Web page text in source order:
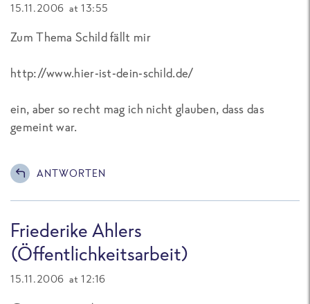
15.11.2006 at 13:55
Zum Thema Schild fällt mir
http://www.hier-ist-dein-schild.de/
ein, aber so recht mag ich nicht glauben, dass das
gemeint war.
ANTWORTEN
Friederike Ahlers
(Öffentlichkeitsarbeit)
15.11.2006 at 12:16